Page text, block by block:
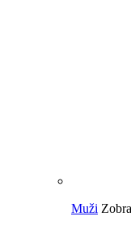
Muži